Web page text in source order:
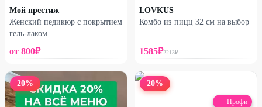
Мой престиж
Женский педикюр с покрытием
гель-лаком
от 800₽
LOVKUS
Комбо из пицц 32 см на выбор
1585₽2213₽
20% 20%
Профи